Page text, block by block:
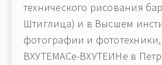
технического рисования
Штиглица) и в Высшем
фотографии и фототехники,
ВХУТЕМАСе-ВХУТЕИНе в